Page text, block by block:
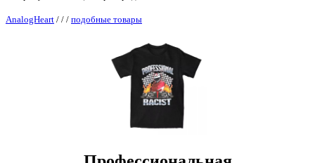
AnalogHeart / / / подобные товары